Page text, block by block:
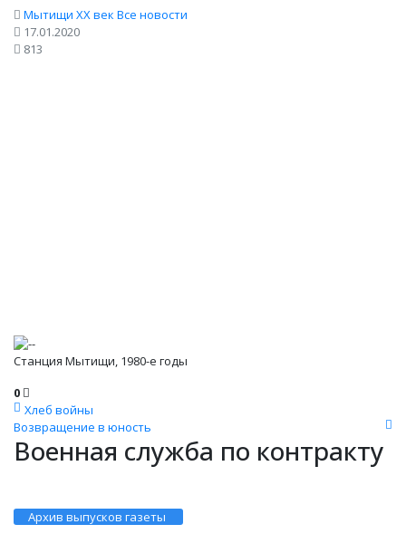
Мытищи XX век Все новости
17.01.2020
813
Станция Мытищи, 1980-е годы
0
Хлеб войны
Возвращение в юность
Военная служба по контракту
Архив выпусков газеты